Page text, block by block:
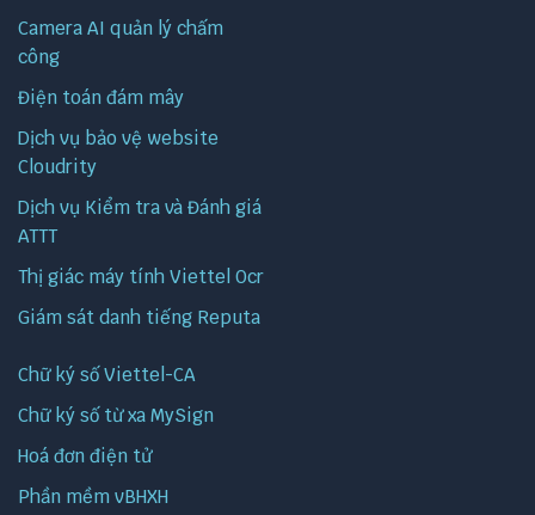
Camera AI quản lý chấm
công
Điện toán đám mây
Dịch vụ bảo vệ website
Cloudrity
Dịch vụ Kiểm tra và Đánh giá
ATTT
Thị giác máy tính Viettel Ocr
Giám sát danh tiếng Reputa
Chữ ký số Viettel-CA
Chữ ký số từ xa MySign
Hoá đơn điện tử
Phần mềm vBHXH